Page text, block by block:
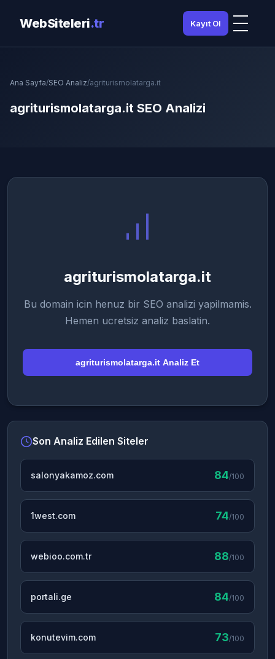
WebSiteleri.tr Kayıt Ol
Ana Sayfa/SEO Analiz/agriturismolatarga.it
agriturismolatarga.it SEO Analizi
agriturismolatarga.it
Bu domain icin henuz bir SEO analizi yapilmamis.
Hemen ucretsiz analiz baslatin.
agriturismolatarga.it Analiz Et
Son Analiz Edilen Siteler
salonyakamoz.com 84/100
1west.com 74/100
webioo.com.tr 88/100
portali.ge 84/100
konutevim.com 73/100